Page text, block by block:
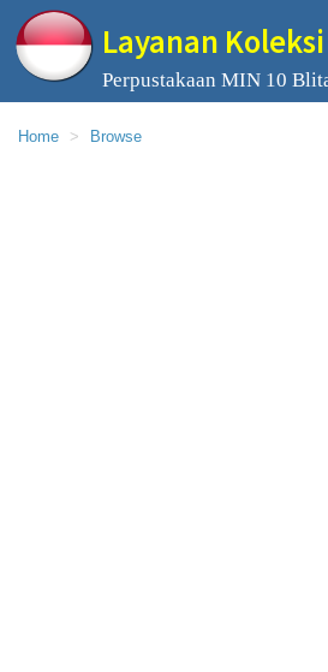
Layanan
Perpustakaan MIN 10
Home Browse